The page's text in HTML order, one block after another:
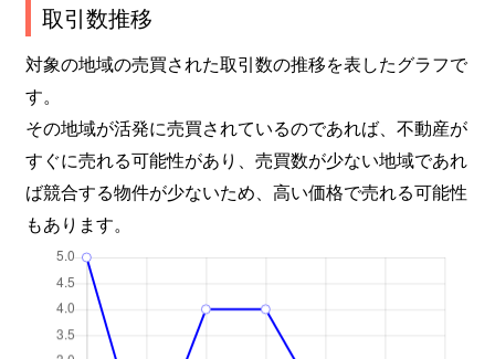
取引数推移
対象の地域の売買された取引数の推移を表したグラフで
す。
その地域が活発に売買されているのであれば、不動産が
すぐに売れる可能性があり、売買数が少ない地域であれ
ば競合する物件が少ないため、高い価格で売れる可能性
もあります。